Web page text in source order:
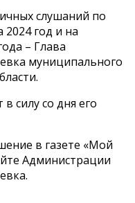
слушаний по
год и на
– Глава
муниципального
силу со дня его
в газете «Мой
Администрации